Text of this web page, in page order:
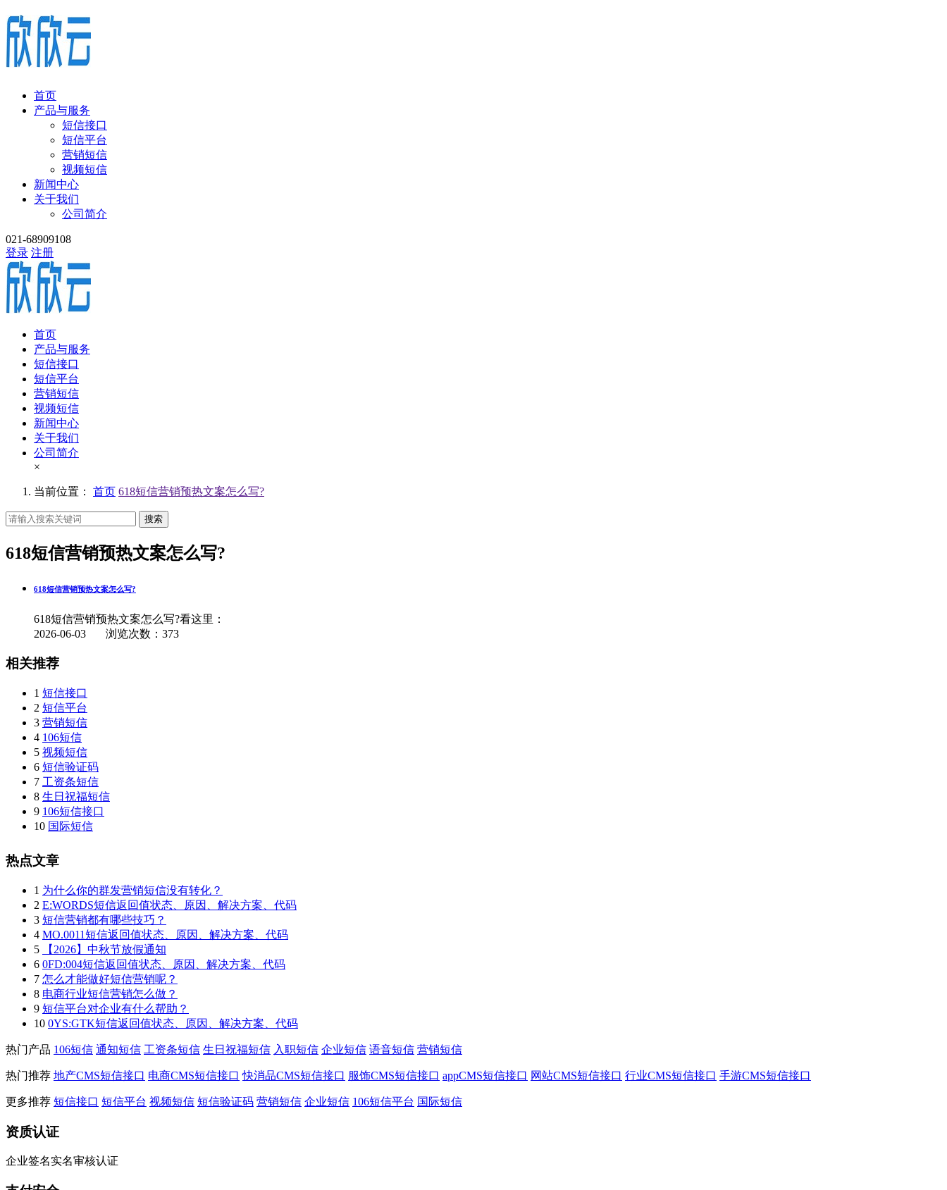
首页
产品与服务
短信接口
短信平台
营销短信
视频短信
新闻中心
关于我们
公司简介
021-68909108
登录 注册
首页
产品与服务
短信接口
短信平台
营销短信
视频短信
新闻中心
关于我们
公司简介
×
当前位置： 首页 618短信营销预热文案怎么写?
搜索
618短信营销预热文案怎么写?
618短信营销预热文案怎么写?
618短信营销预热文案怎么写?看这里：
2026-06-03 浏览次数：373
相关推荐
1 短信接口
2 短信平台
3 营销短信
4 106短信
5 视频短信
6 短信验证码
7 工资条短信
8 生日祝福短信
9 106短信接口
10 国际短信
热点文章
1 为什么你的群发营销短信没有转化？
2 E:WORDS短信返回值状态、原因、解决方案、代码
3 短信营销都有哪些技巧？
4 MO.0011短信返回值状态、原因、解决方案、代码
5
【2026】中秋节放假通知
6 0FD:004短信返回值状态、原因、解决方案、代码
7 怎么才能做好短信营销呢？
8 电商行业短信营销怎么做？
9 短信平台对企业有什么帮助？
10 0YS:GTK短信返回值状态、原因、解决方案、代码
热门产品 106短信 通知短信 工资条短信 生日祝福短信 入职短信 企业短信 语音短信 营销短信
热门推荐 地产CMS短信接口 电商CMS短信接口 快消品CMS短信接口 服饰CMS短信接口 appCMS短信接口 网站CMS短信接口 行业CMS短信接口 手游CMS短信接口
更多推荐 短信接口 短信平台 视频短信 短信验证码 营销短信 企业短信 106短信平台 国际短信
资质认证
企业签名实名审核认证